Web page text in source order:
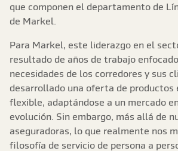
que componen el departamento de
de Markel.
Para Markel, este liderazgo en el
resultado de años de trabajo
necesidades de los corredores y sus
desarrollado una oferta de productos
flexible, adaptándose a un mercado
evolución. Sin embargo, más allá de
aseguradoras, lo que realmente nos
filosofía de servicio de persona a